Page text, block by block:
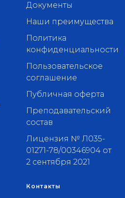
Документы
Наши преимущества
Политика
конфиденциальности
Пользовательское
соглашение
Публичная оферта
Преподавательский
состав
Лицензия № Л035-
01271-78/00346904 от
2 сентября 2021
Контакты